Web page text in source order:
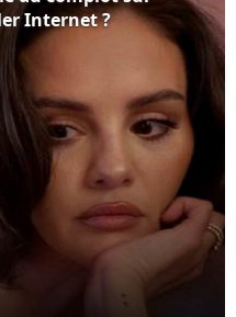
Internet ?